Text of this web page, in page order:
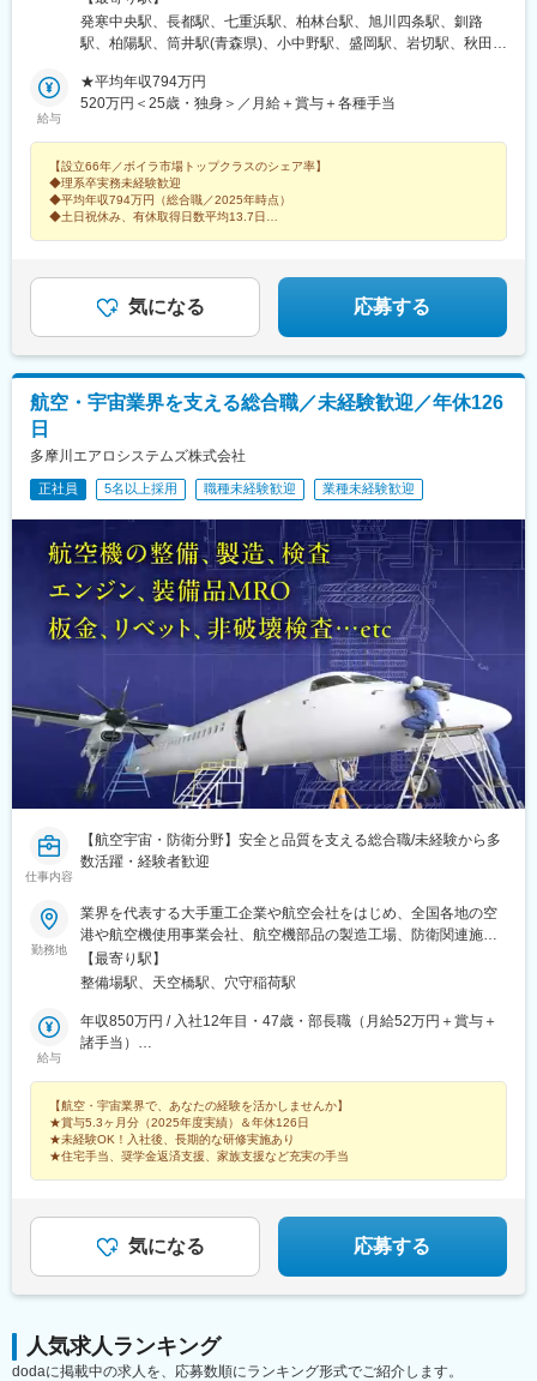
【北海道／東北／関東／甲信越／東海・北陸／近畿／中四国／九
州・沖縄】で可能な限り希望を考慮しています。北海道、青森
県、群馬県、埼玉県、千葉県、東京都、神奈川県、山梨県、岐阜
県、静岡県、愛知県、三重県、新潟県、富山県、石川県、福井
県、鳥取県、島根県、岡山県、広島県、山口県、徳島県、香川
県、愛媛県、高知県、福岡県、佐賀県、長崎県、熊本県、大分
県、宮崎県、鹿児島県、沖縄県※受動喫煙対策あり
発寒中央駅、長都駅、七重浜駅、柏林台駅、旭川四条駅、釧路
駅、柏陽駅、筒井駅(青森県)、小中野駅、盛岡駅、岩切駅、秋田
岩駅、石神井公園駅、北野駅(東京都)、高輪ゲートウェイ駅、セン
ター南駅、本厚木駅、湘南台駅、大宮公園駅、熊谷駅、大袋駅、
県)、国母駅、新潟駅、北長岡駅、春日山駅、北長野駅、村井駅、
南富山駅、西金沢駅、越前新保駅、尾張星の宮駅、船町駅、春日
井駅(中央本線)、左京山駅、東刈谷駅、岐南駅、春日町駅、沼津
駅、天竜川駅、阿漕駅、中川原駅、新石切駅、南茨木駅(阪急線)、
駅、栗東駅、南彦根駅、郡山駅(奈良県)、紀和駅、鳥取駅、松江
駅、備前西市駅、下祇園駅、東福山駅、防府駅、小月駅、堀江
西都城駅、赤嶺駅、糀谷駅、泉岳寺駅、センター北駅、土呂駅、
八柱駅、沢良宜駅、紀伊中ノ島駅、祇園新橋北駅、蔵本駅
給与
★平均年収794万円
520万円＜25歳・独身＞／月給＋賞与＋各種手当
【設立66年／ボイラ市場トップクラスのシェア率】
◆理系卒実務未経験歓迎
◆平均年収794万円（総合職／2025年時点）
◆土日祝休み、有休取得日数平均13.7日
気になる 応募する
航空・宇宙業界を支える総合職／未経験歓迎／年休126
日
多摩川エアロシステムズ株式会社
正社員 5名以上採用 職種未経験歓迎 業種未経験歓迎
仕事内容
【航空宇宙・防衛分野】安全と品質を支える総合職/未経験から多
数活躍・経験者歓迎
勤務地
業界を代表する大手重工企業や航空会社をはじめ、全国各地の空
港や航空機使用事業会社、航空機部品の製造工場、防衛関連施設
などで勤務可能★関東・東海・近畿エリア積極採用中《エリア別
プロジェクト例》■東京、神奈川、千葉、埼玉、茨城、栃木航空
機材の整備、保守点検航空機部品の検査/管理/搬出入防衛省特殊車
両の製造/検査■愛知、岐阜、長野航空機の整備/製造/検査防衛装備
ベット航空機エンジンの製造・検査★生産管理、技術、品質保証
は全エリア募集★その他、配属先多数。ご希望やご経験を考慮し
た配属を実施！★航空業界や自衛隊出身の方は、これまでの経験
をそのままにキャリア継続も可能！《キャリア形成》無期雇用派
なるハイクラス業務への挑戦や、後輩の育成、チームのマネジメ
ントなど、様々なキャリア選択が可能です。～～～～～～
【最寄り駅】
整備場駅、天空橋駅、穴守稲荷駅
給与
年収850万円 / 入社12年目・47歳・部長職（月給52万円＋賞与＋
諸手当）
諸手当）
【航空・宇宙業界で、あなたの経験を活かしませんか】
★賞与5.3ヶ月分（2025年度実績）＆年休126日
★未経験OK！入社後、長期的な研修実施あり
★住宅手当、奨学金返済支援、家族支援など充実の手当
気になる 応募する
人気求人ランキング
dodaに掲載中の求人を、応募数順にランキング形式でご紹介します。